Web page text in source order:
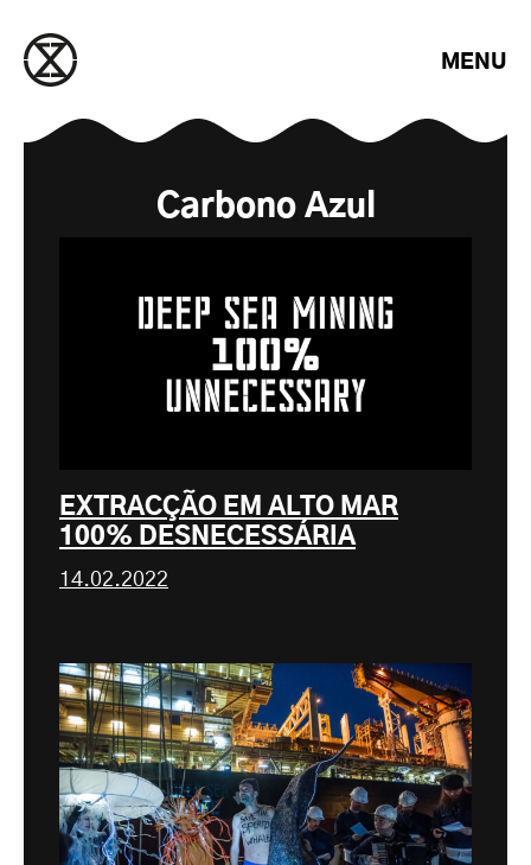
MENU
Carbono Azul
EXTRACÇÃO EM ALTO MAR
100% DESNECESSÁRIA
14.02.2022